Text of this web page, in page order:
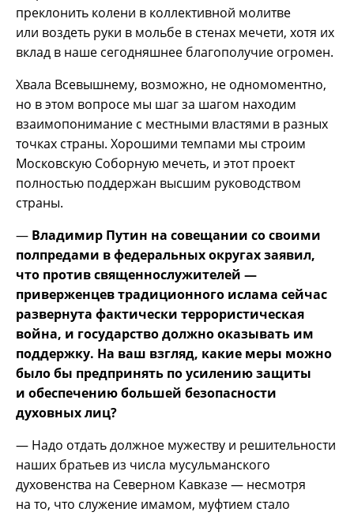
преклонить колени в коллективной молитве
или воздеть руки в мольбе в стенах мечети, хотя их
вклад в наше сегодняшнее благополучие огромен.
Хвала Всевышнему, возможно, не одномоментно,
но в этом вопросе мы шаг за шагом находим
взаимопонимание с местными властями в разных
точках страны. Хорошими темпами мы строим
Московскую Соборную мечеть, и этот проект
полностью поддержан высшим руководством
страны.
— Владимир Путин на совещании со своими
полпредами в федеральных округах заявил,
что против священнослужителей —
приверженцев традиционного ислама сейчас
развернута фактически террористическая
война, и государство должно оказывать им
поддержку. На ваш взгляд, какие меры можно
было бы предпринять по усилению защиты
и обеспечению большей безопасности
духовных лиц?
— Надо отдать должное мужеству и решительности
наших братьев из числа мусульманского
духовенства на Северном Кавказе — несмотря
на то, что служение имамом, муфтием стало